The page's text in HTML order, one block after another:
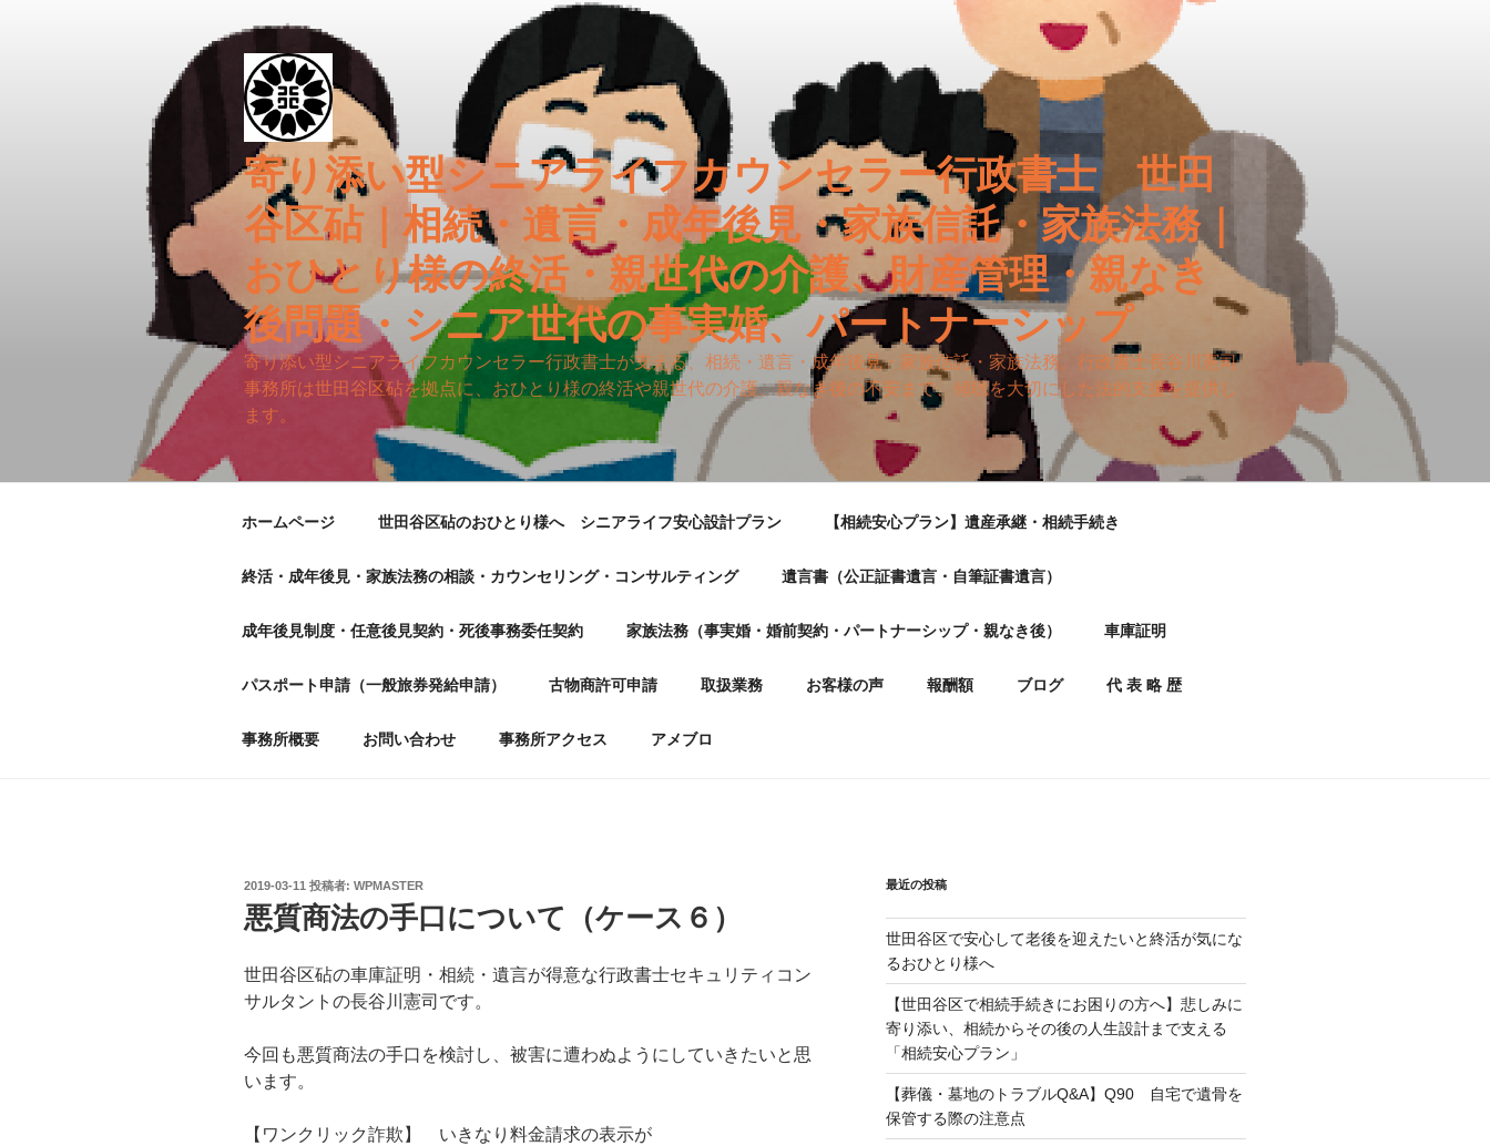
寄り添い型シニアライフカウンセラー行政書士 世田
谷区砧｜相続・遺言・成年後見・家族信託・家族法務｜
おひとり様の終活・親世代の介護、財産管理・親なき
後問題・シニア世代の事実婚、パートナーシップ
寄り添い型シニアライフカウンセラー行政書士が支える、相続・遺言・成年後見・家族信託・家族法務。行政書士長谷川憲司
事務所は世田谷区砧を拠点に、おひとり様の終活や親世代の介護、親なき後の不安まで、傾聴を大切にした法的支援を提供し
ます。
ホームページ 世田谷区砧のおひとり様へ シニアライフ安心設計プラン 【相続安心プラン】遺産承継・相続手続き
終活・成年後見・家族法務の相談・カウンセリング・コンサルティング 遺言書（公正証書遺言・自筆証書遺言）
成年後見制度・任意後見契約・死後事務委任契約 家族法務（事実婚・婚前契約・パートナーシップ・親なき後） 車庫証明
パスポート申請（一般旅券発給申請） 古物商許可申請 取扱業務 お客様の声 報酬額 ブログ 代 表 略 歴
事務所概要 お問い合わせ 事務所アクセス アメブロ
投
稿
日:
2019-03-11 投稿者: WPMASTER
悪質商法の手口について（ケース６）
世田谷区砧の車庫証明・相続・遺言が得意な行政書士セキュリティコン
サルタントの長谷川憲司です。
今回も悪質商法の手口を検討し、被害に遭わぬようにしていきたいと思
います。
【ワンクリック詐欺】 いきなり料金請求の表示が
最近の投稿
世田谷区で安心して老後を迎えたいと終活が気にな
るおひとり様へ
【世田谷区で相続手続きにお困りの方へ】悲しみに
寄り添い、相続からその後の人生設計まで支える
「相続安心プラン」
【葬儀・墓地のトラブルQ&A】Q90 自宅で遺骨を
保管する際の注意点